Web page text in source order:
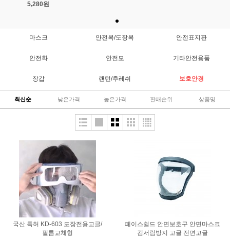
5,280원
마스크 안전복/도장복 안전표지판
안전화 안전모 기타안전용품
장갑 랜턴/후레쉬 보호안경
최신순 낮은가격 높은가격 판매순위 상품명
국산 특허 KD-603 도장전용고글/
필름교체형
페이스쉴드 안면보호구 안면마스크
김서림방지 고글 전면고글